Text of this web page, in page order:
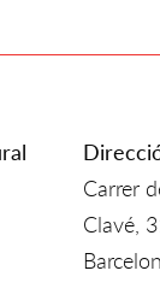
Carrer
Clavé,